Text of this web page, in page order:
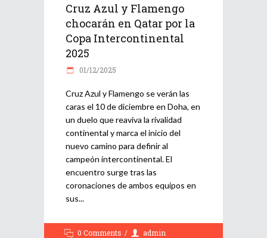
Cruz Azul y Flamengo
chocarán en Qatar por la
Copa Intercontinental
2025
01/12/2025
Cruz Azul y Flamengo se verán las
caras el 10 de diciembre en Doha, en
un duelo que reaviva la rivalidad
continental y marca el inicio del
nuevo camino para definir al
campeón intercontinental. El
encuentro surge tras las
coronaciones de ambos equipos en
sus
0 Comments
admin